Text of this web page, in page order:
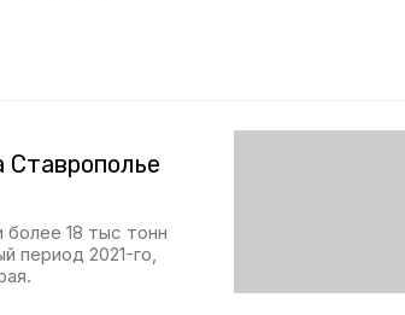
более 18 тыс тонн
период 2021-го,